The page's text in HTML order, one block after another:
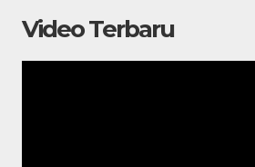
Video Terbaru